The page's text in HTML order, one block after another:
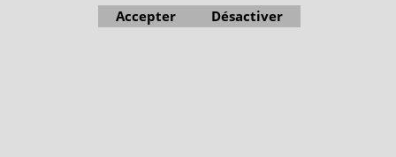
Accepter Désactiver